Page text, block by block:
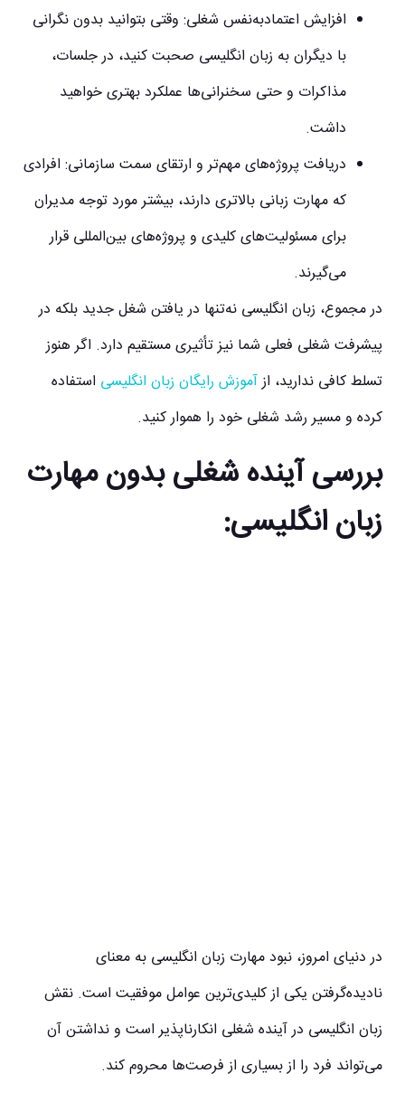
افزایش اعتمادبه‌نفس شغلی: وقتی بتوانید بدون نگرانی
با دیگران به زبان انگلیسی صحبت کنید، در جلسات،
مذاکرات و حتی سخنرانی‌ها عملکرد بهتری خواهید
داشت.
دریافت پروژه‌های مهم‌تر و ارتقای سمت سازمانی: افرادی
که مهارت زبانی بالاتری دارند، بیشتر مورد توجه مدیران
برای مسئولیت‌های کلیدی و پروژه‌های بین‌المللی قرار
می‌گیرند.
در مجموع، زبان انگلیسی نه‌تنها در یافتن شغل جدید بلکه در
پیشرفت شغلی فعلی شما نیز تأثیری مستقیم دارد. اگر هنوز
تسلط کافی ندارید، ازآموزش رایگان زبان انگلیسی استفاده
کرده و مسیر رشد شغلی خود را هموار کنید.
بررسی آینده شغلی بدون مهارت
زبان انگلیسی:
در دنیای امروز، نبود مهارت زبان انگلیسی به معنای
نادیده‌گرفتن یکی از کلیدی‌ترین عوامل موفقیت است. نقش
زبان انگلیسی در آینده شغلی انکارناپذیر است و نداشتن آن
می‌تواند فرد را از بسیاری از فرصت‌ها محروم کند.